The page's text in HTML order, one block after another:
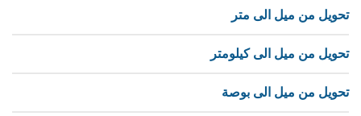
تحويل من ميل الى متر
تحويل من ميل الى كيلومتر
تحويل من ميل الى بوصة